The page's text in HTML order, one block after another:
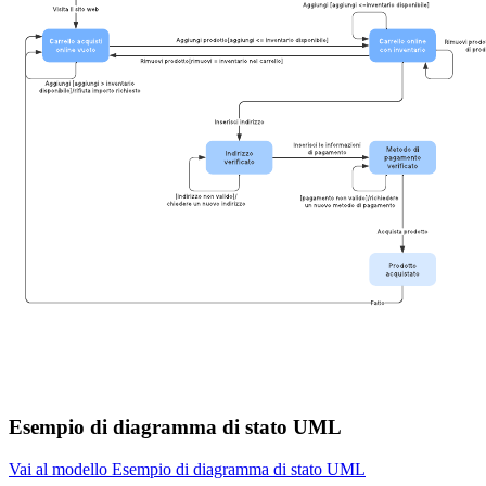
Esempio di diagramma di stato UML
Vai al modello Esempio di diagramma di stato UML